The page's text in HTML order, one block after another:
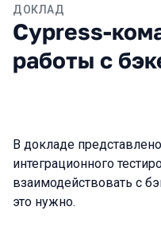
ДОКЛАД
Cypress-
работы с
В докладе
интеграционного
взаимодействовать с
это нужно.